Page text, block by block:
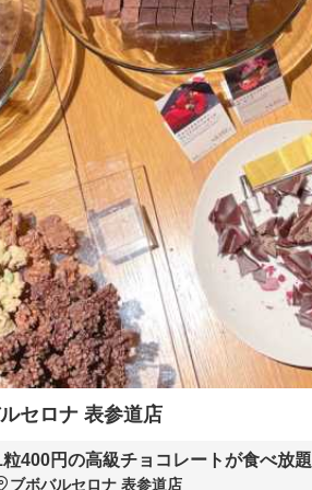
セロナ 表参道店
粒400円の高級チョコレートが食べ放題
ブボバルセロナ 表参道店